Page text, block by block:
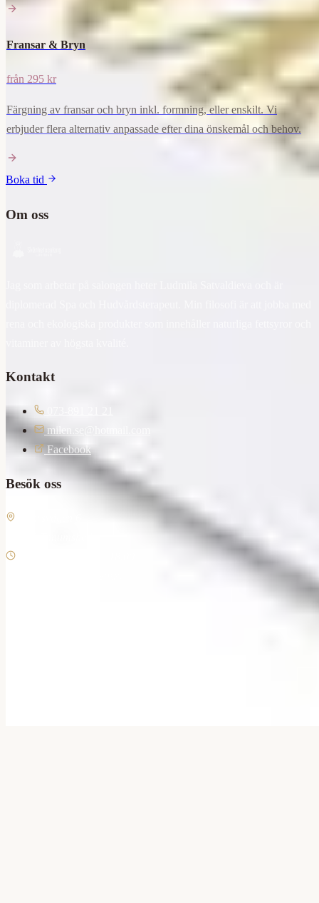
Fransar & Bryn
från 295 kr
Färgning av fransar och bryn inkl. formning, eller enskilt. Vi
erbjuder flera alternativ anpassade efter dina önskemål och behov.
Boka tid
Om oss
Kontakt
milen.se@hotmail.com
Facebook
Besök oss